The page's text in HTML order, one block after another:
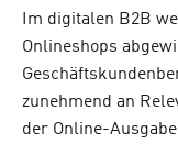
Im digitalen B2B
Onlineshops
zunehmend an
der Online-